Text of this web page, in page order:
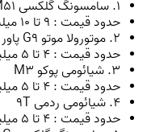
1. سامسونگ گلکسی M51
حدود قیمت : ۹ تا ۱۰ میلیون تومان
۲. موتورولا موتو G9 پاور
حدود قیمت : ۴ تا ۵ میلیون تومان
۳. شیائومی پوکو M3
حدود قیمت : ۴ تا ۵ میلیون تومان
۴. شیائومی ردمی ۹T
حدود قیمت : ۴ تا ۵ میلیون تومان